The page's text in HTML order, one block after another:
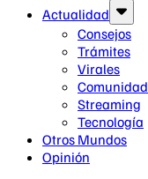
Actualidad
Consejos
Trámites
Virales
Comunidad
Streaming
Tecnología
Otros Mundos
Opinión